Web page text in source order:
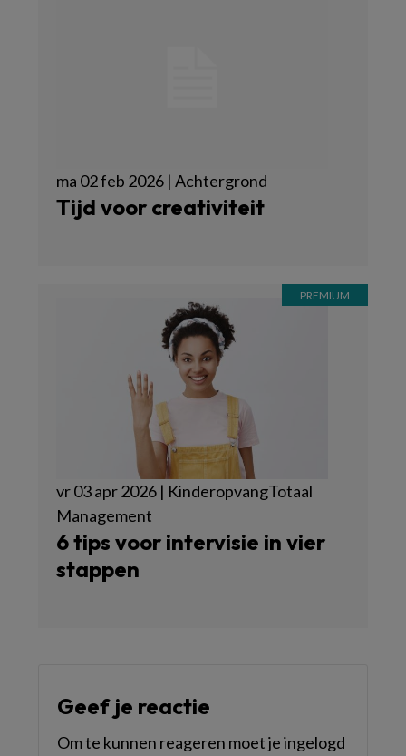
ma 02 feb 2026 | Achtergrond
Tijd voor creativiteit
vr 03 apr 2026 | KinderopvangTotaal
Management
6 tips voor intervisie in vier
stappen
Geef je reactie
Om te kunnen reageren moet je ingelogd